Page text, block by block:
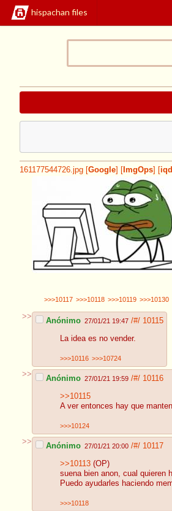
hispachan files
161177544726.jpg Google ImgOps
>>>10117 >>>10118 >>>10119 >>>10130
>> Anónimo 27/01/21 19:47 /#/ 10115
La idea es no vender.
>>>10116 >>>10724
>> Anónimo 27/01/21 19:59 /#/ 10116
>>10115
A ver entonces hay que
>>>10124
>> Anónimo 27/01/21 20:00 /#/ 10117
>>10113 (OP)
suena bien anon, cual quieren
Puedo ayudarles haciendo
>>>10118